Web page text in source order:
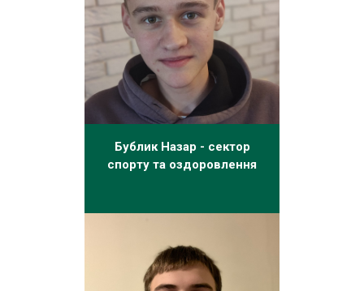
Бублик Назар - сектор
спорту та оздоровлення